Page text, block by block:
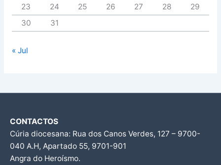
23
24 25 26 27 28
29
30
31
« Jul
CONTACTOS
Cúria diocesana: Rua dos Canos Verdes, 127 – 9700-
040 A.H, Apartado 55, 9701-901
Angra do Heroísmo.